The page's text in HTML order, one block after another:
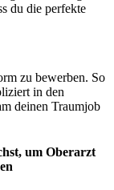
du die perfekte
zu bewerben. So
in den
deinen Traumjob
um Oberarzt